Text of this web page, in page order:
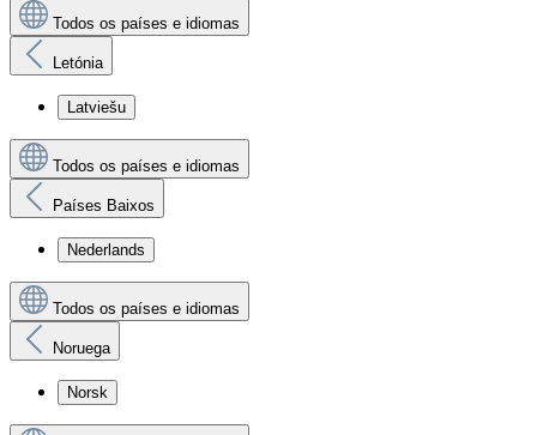
Todos os países e idiomas
Letónia
Latviešu
Todos os países e idiomas
Países Baixos
Nederlands
Todos os países e idiomas
Noruega
Norsk